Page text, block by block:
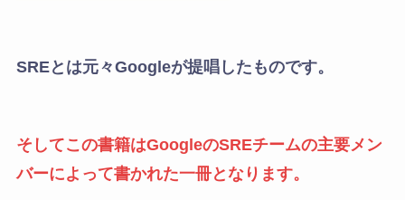
SREとは元々Googleが提唱したものです。
そしてこの書籍はGoogleのSREチームの主要メン
バーによって書かれた一冊となります。